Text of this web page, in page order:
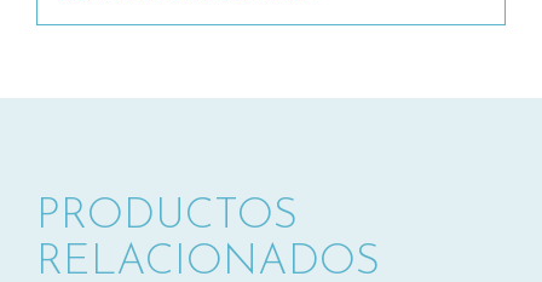
PRODUCTOS
RELACIONADOS